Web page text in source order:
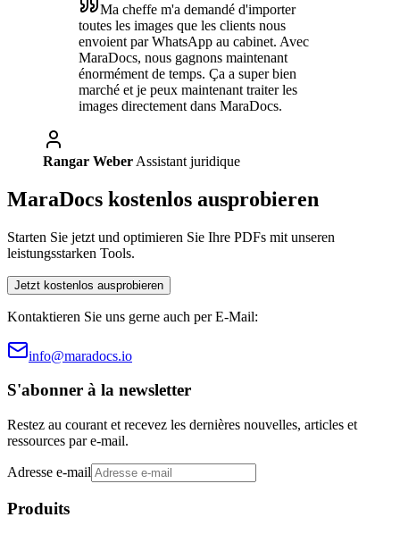
Ma cheffe m'a demandé d'importer
toutes les images que les clients nous
envoient par WhatsApp au cabinet. Avec
MaraDocs, nous gagnons maintenant
énormément de temps. Ça a super bien
marché et je peux maintenant traiter les
images directement dans MaraDocs.
Rangar Weber Assistant juridique
MaraDocs kostenlos ausprobieren
Starten Sie jetzt und optimieren Sie Ihre PDFs mit unseren
leistungsstarken Tools.
Jetzt kostenlos ausprobieren
Kontaktieren Sie uns gerne auch per E-Mail:
info@maradocs.io
S'abonner à la newsletter
Restez au courant et recevez les dernières nouvelles, articles et
ressources par e-mail.
Adresse e-mail
Produits